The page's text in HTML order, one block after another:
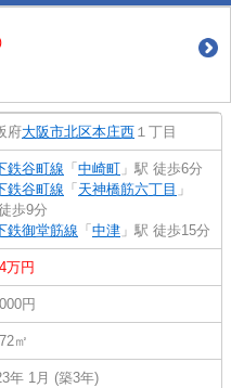
府大阪市北区本庄西 １丁目
鉄谷町線 「 中崎町 」駅 徒歩6分
鉄谷町線 「 天神橋筋六丁目 」
歩9分
鉄御堂筋線 「 中津 」駅 徒歩15分
万円
円
㎡
年 1月 (築3年)